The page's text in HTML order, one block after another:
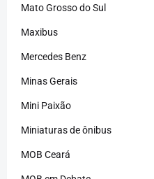
Mato Grosso do Sul
Maxibus
Mercedes Benz
Minas Gerais
Mini Paixão
Miniaturas de ônibus
MOB Ceará